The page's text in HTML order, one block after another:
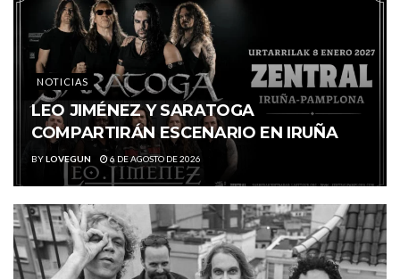
NOTICIAS
LEO JIMÉNEZ Y SARATOGA
COMPARTIRÁN ESCENARIO EN IRUÑA
BYLOVEGUN 6 DE AGOSTO DE 2026